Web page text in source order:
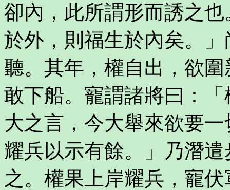
卻內，此所謂形而誘之
於外，則福生於內矣。
聽。其年，權自出，欲
敢下船。寵謂諸將曰：
大之言，今大舉來欲要
耀兵以示有餘。」乃潛
之。權果上岸耀兵，寵